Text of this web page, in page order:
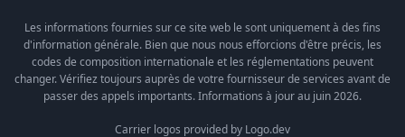
Les informations fournies sur ce site web le sont uniquement à des fins
d'information générale. Bien que nous nous efforcions d'être précis, les
codes de composition internationale et les réglementations peuvent
changer. Vérifiez toujours auprès de votre fournisseur de services avant de
passer des appels importants. Informations à jour au juin 2026.
Carrier logos provided by Logo.dev